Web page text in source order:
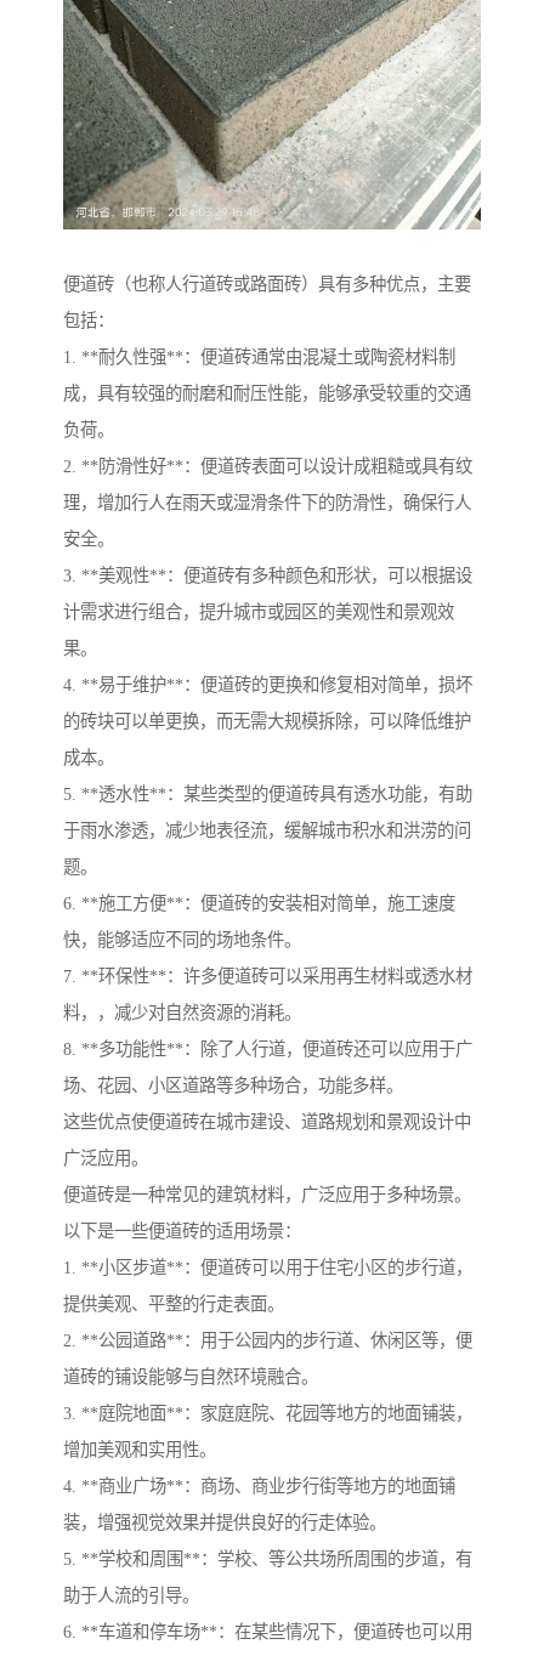
便道砖（也称人行道砖或路面砖）具有多种优点，主要
包括：
1. **耐久性强**：便道砖通常由混凝土或陶瓷材料制
成，具有较强的耐磨和耐压性能，能够承受较重的交通
负荷。
2. **防滑性好**：便道砖表面可以设计成粗糙或具有纹
理，增加行人在雨天或湿滑条件下的防滑性，确保行人
安全。
3. **美观性**：便道砖有多种颜色和形状，可以根据设
计需求进行组合，提升城市或园区的美观性和景观效
果。
4. **易于维护**：便道砖的更换和修复相对简单，损坏
的砖块可以单更换，而无需大规模拆除，可以降低维护
成本。
5. **透水性**：某些类型的便道砖具有透水功能，有助
于雨水渗透，减少地表径流，缓解城市积水和洪涝的问
题。
6. **施工方便**：便道砖的安装相对简单，施工速度
快，能够适应不同的场地条件。
7. **环保性**：许多便道砖可以采用再生材料或透水材
料，，减少对自然资源的消耗。
8. **多功能性**：除了人行道，便道砖还可以应用于广
场、花园、小区道路等多种场合，功能多样。
这些优点使便道砖在城市建设、道路规划和景观设计中
广泛应用。
便道砖是一种常见的建筑材料，广泛应用于多种场景。
以下是一些便道砖的适用场景：
1. **小区步道**：便道砖可以用于住宅小区的步行道，
提供美观、平整的行走表面。
2. **公园道路**：用于公园内的步行道、休闲区等，便
道砖的铺设能够与自然环境融合。
3. **庭院地面**：家庭庭院、花园等地方的地面铺装，
增加美观和实用性。
4. **商业广场**：商场、商业步行街等地方的地面铺
装，增强视觉效果并提供良好的行走体验。
5. **学校和周围**：学校、等公共场所周围的步道，有
助于人流的引导。
6. **车道和停车场**：在某些情况下，便道砖也可以用